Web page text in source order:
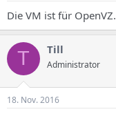
Die VM ist für OpenVZ.
T Till
Administrator
18. Nov. 2016